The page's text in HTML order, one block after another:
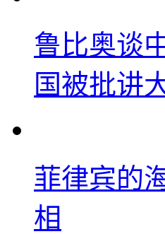
鲁比奥谈
国被批讲
菲律宾的
相